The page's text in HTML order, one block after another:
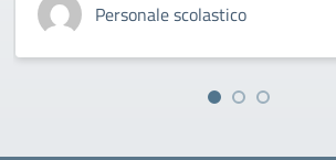
Personale scolastico